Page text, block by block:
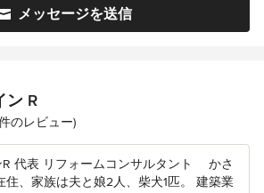
メッセージを送信
ン R
4.8
のレビュー)
R 代表 リフォームコンサルタント かさ
、家族は夫と娘2人、柴犬1匹。 建築業